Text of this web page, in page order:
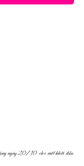
ngày 20/10 cho một khởi đầu